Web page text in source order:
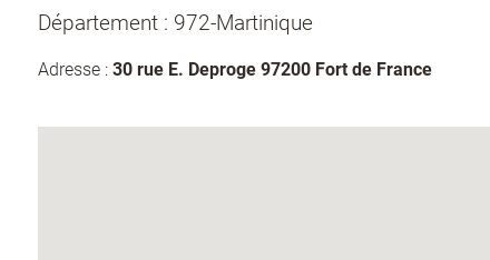
Département : 972-Martinique
Adresse : 30 rue E. Deproge 97200 Fort de France